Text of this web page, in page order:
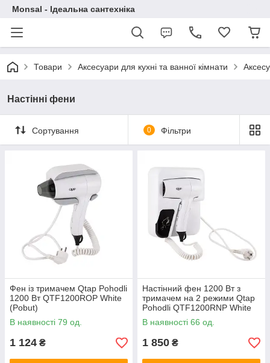
Monsal - Ідеальна сантехніка
Товари Аксесуари для кухні та ванної кімнати
Настінні фени
Сортування 0 Фільтри
Фен із тримачем Qtap Pohodli
1200 Вт QTF1200ROP White
(Pobut)
В наявності 79 од.
1 124 ₴
Настінний фен 1200 Вт з
тримачем на 2 режими Qtap
Pohodli QTF1200RNP White
Білий
В наявності 66 од.
1 850 ₴